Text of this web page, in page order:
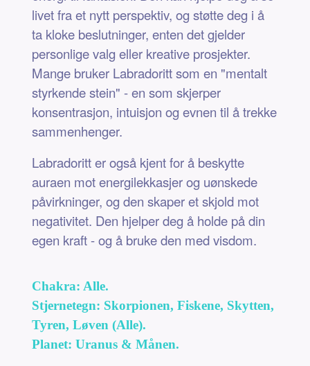
livet fra et nytt perspektiv, og støtte deg i å
ta kloke beslutninger, enten det gjelder
personlige valg eller kreative prosjekter.
Mange bruker Labradoritt som en "mentalt
styrkende stein" - en som skjerper
konsentrasjon, intuisjon og evnen til å trekke
sammenhenger.
Labradoritt er også kjent for å beskytte
auraen mot energilekkasjer og uønskede
påvirkninger, og den skaper et skjold mot
negativitet. Den hjelper deg å holde på din
egen kraft - og å bruke den med visdom.
Chakra: Alle.
Stjernetegn: Skorpionen, Fiskene, Skytten,
Tyren, Løven (Alle).
Planet: Uranus & Månen.